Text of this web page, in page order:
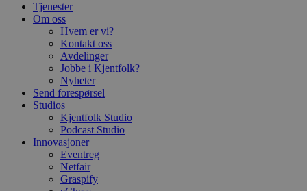
Tjenester
Om oss
Hvem er vi?
Kontakt oss
Avdelinger
Jobbe i Kjentfolk?
Nyheter
Send forespørsel
Studios
Kjentfolk Studio
Podcast Studio
Innovasjoner
Eventreg
Netfair
Graspify